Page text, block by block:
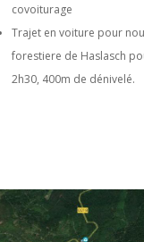
covoiturage
Trajet en voiture pour
forestiere de Haslasch
2h30, 400m de dénivelé.